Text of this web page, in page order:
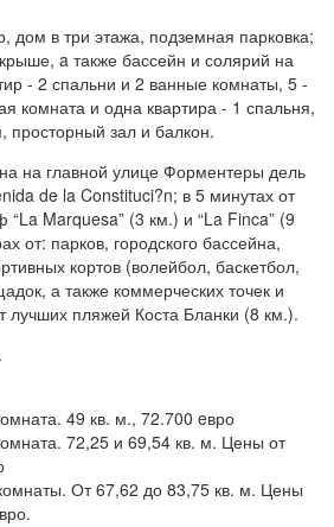
дом в три этажа, подземная парковка;
a также бассейн и солярий на
- 2 спальни и 2 ванные комнаты, 5 -
комната и одна квартира - 1 спальня,
просторный зал и балкон.
на главной улице Форментеры дель
de la Constituci?n; в 5 минутах от
“La Marquesa” (3 км.) и “La Finca” (9
от: парков, городского бассейна,
кортов (волейбол, баскетбол,
а также коммерческих точек и
лучших пляжей Коста Бланки (8 км.).
49 кв. м., 72.700 eвро
72,25 и 69,54 кв. м. Цены от
От 67,62 до 83,75 кв. м. Цены